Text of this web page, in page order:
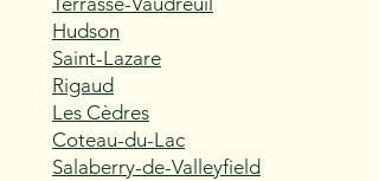
Hudson
Saint-Lazare
Rigaud
Les Cèdres
Coteau-du-Lac
Salaberry-de-Valleyfield